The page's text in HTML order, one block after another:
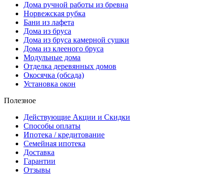
Дома ручной работы из бревна
Норвежская рубка
Бани из лафета
Дома из бруса
Дома из бруса камерной сушки
Дома из клееного бруса
Модульные дома
Отделка деревянных домов
Окосячка (обсада)
Установка окон
Полезное
Действующие Акции и Скидки
Способы оплаты
Ипотека / кредитование
Семейная ипотека
Доставка
Гарантии
Отзывы